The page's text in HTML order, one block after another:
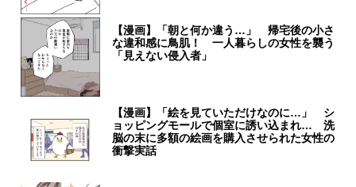
【漫画】「朝と何か違う…」 帰宅後の小さ
な違和感に鳥肌！ 一人暮らしの女性を襲う
「見えない侵入者」
【漫画】「絵を見ていただけなのに…」 シ
ョッピングモールで個室に誘い込まれ… 洗
脳の末に多額の絵画を購入させられた女性の
衝撃実話